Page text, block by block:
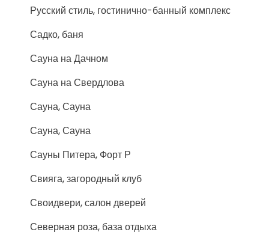
Русский стиль, гостинично-банный комплекс
Садко, баня
Сауна на Дачном
Сауна на Свердлова
Сауна, Сауна
Сауна, Сауна
Сауны Питера, Форт Р
Свияга, загородный клуб
Своидвери, салон дверей
Северная роза, база отдыха